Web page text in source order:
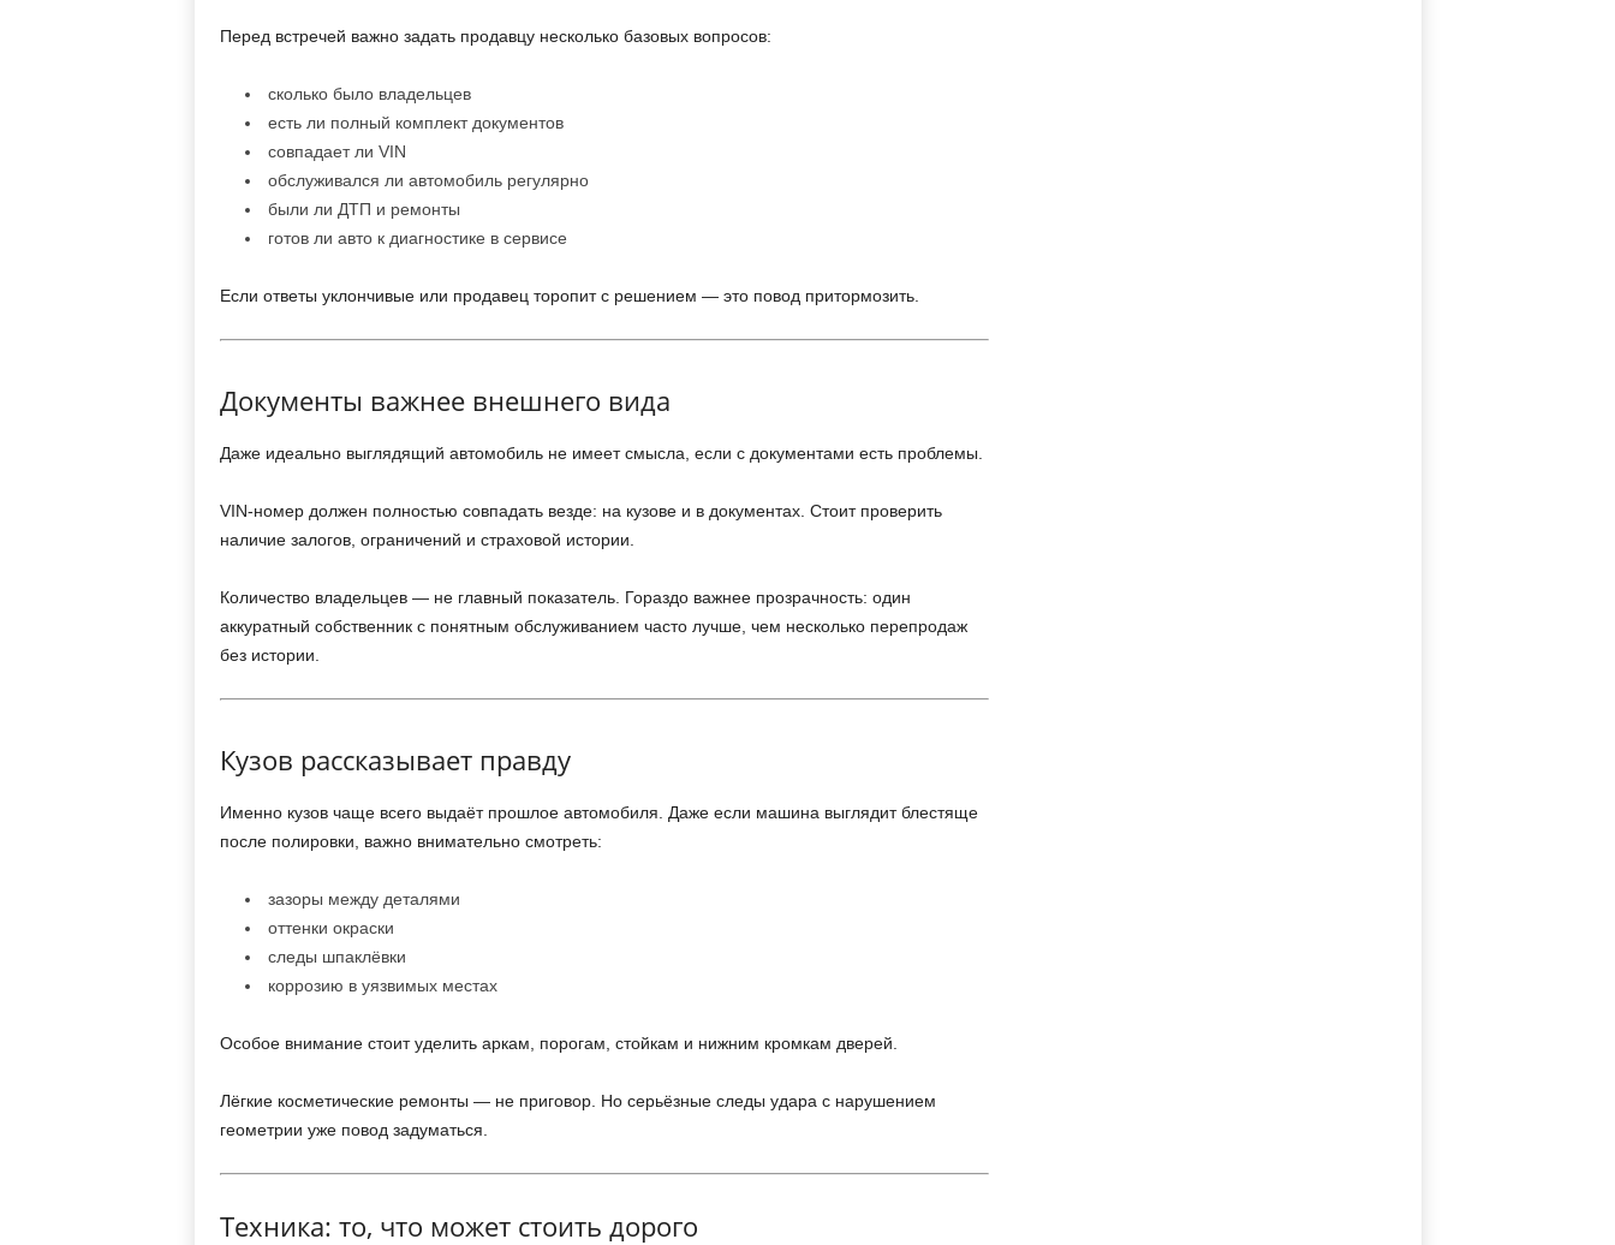
Перед встречей важно задать продавцу несколько базовых вопросов:
сколько было владельцев
есть ли полный комплект документов
совпадает ли VIN
обслуживался ли автомобиль регулярно
были ли ДТП и ремонты
готов ли авто к диагностике в сервисе
Если ответы уклончивые или продавец торопит с решением — это повод притормозить.
Документы важнее внешнего вида
Даже идеально выглядящий автомобиль не имеет смысла, если с документами есть проблемы.
VIN-номер должен полностью совпадать везде: на кузове и в документах. Стоит проверить
наличие залогов, ограничений и страховой истории.
Количество владельцев — не главный показатель. Гораздо важнее прозрачность: один
аккуратный собственник с понятным обслуживанием часто лучше, чем несколько перепродаж
без истории.
Кузов рассказывает правду
Именно кузов чаще всего выдаёт прошлое автомобиля. Даже если машина выглядит блестяще
после полировки, важно внимательно смотреть:
зазоры между деталями
оттенки окраски
следы шпаклёвки
коррозию в уязвимых местах
Особое внимание стоит уделить аркам, порогам, стойкам и нижним кромкам дверей.
Лёгкие косметические ремонты — не приговор. Но серьёзные следы удара с нарушением
геометрии уже повод задуматься.
Техника: то, что может стоить дорого